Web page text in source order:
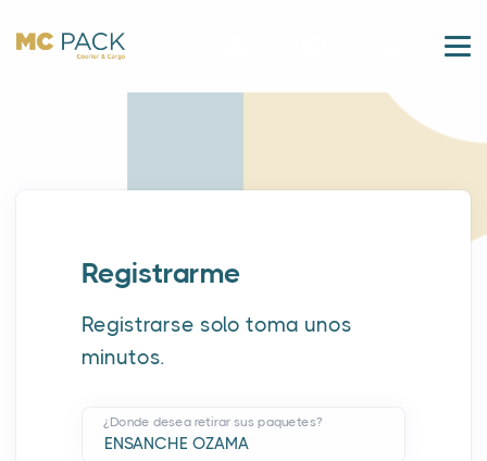
Registrarme
Registrarse solo toma unos
minutos.
¿Donde desea retirar sus paquetes?